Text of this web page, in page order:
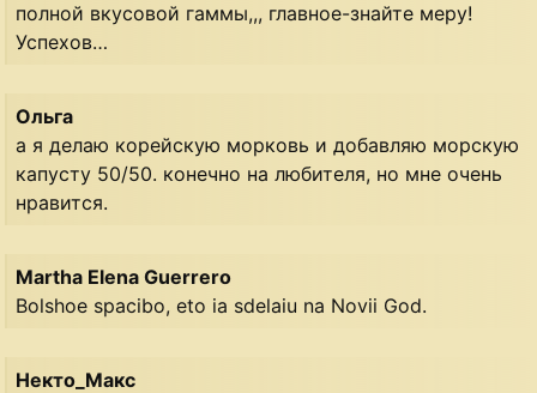
полной вкусовой гаммы,,, главное-знайте меру!
Успехов…
Ольга
а я делаю корейскую морковь и добавляю морскую
капусту 50/50. конечно на любителя, но мне очень
нравится.
Martha Elena Guerrero
Bolshoe spacibo, eto ia sdelaiu na Novii God.
Некто_Макс